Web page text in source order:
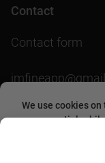
We use cookies
are essential,
them or
Contact
Contact form